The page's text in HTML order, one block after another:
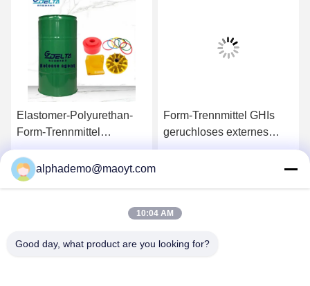
Elastomer-Polyurethan-
Form-Trennmittel
Continuously
Holen Sie sich den besten
Form-Trennmittel GHIs
geruchloses externes
wasserbasiert
Holen Sie sich den besten
alphademo@maoyt.com
10:04 AM
Good day, what product are you looking for?